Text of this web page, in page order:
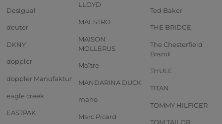
Desigual
deuter
DKNY
doppler
doppler Manufaktur
eagle creek
EASTPAK
LLOYD
MAESTRO
MAISON
MOLLERUS
Maître
MANDARINA DUCK
mano
Marc Picard
Ted Baker
THE BRIDGE
The Chesterfield
Brand
THULE
TITAN
TOMMY HILFIGER
TOM TAILOR